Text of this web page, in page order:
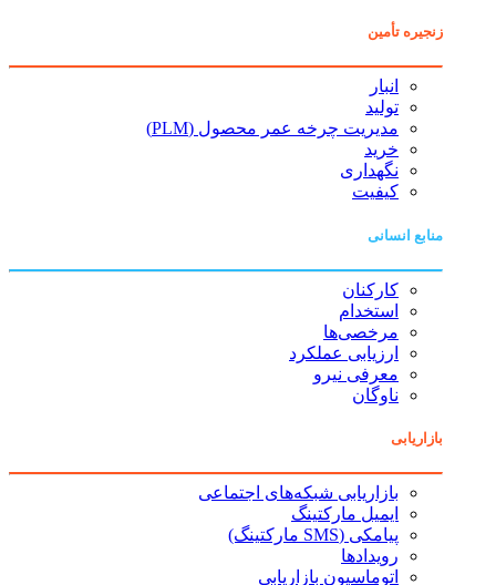
زنجیره تأمین
انبار
تولید
مدیریت چرخه عمر محصول (PLM)
خرید
نگهداری
کیفیت
منابع انسانی
کارکنان
استخدام
مرخصی‌ها
ارزیابی عملکرد
معرفی نیرو
ناوگان
بازاریابی
بازاریابی شبکه‌های اجتماعی
ایمیل مارکتینگ
پیامکی (SMS مارکتینگ)
رویدادها
اتوماسیون بازاریابی